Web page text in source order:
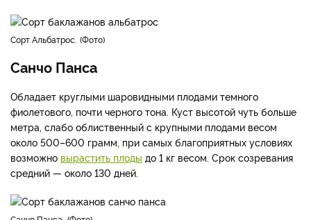
Сорт Альбатрос. Фото
Санчо Панса
Обладает круглыми шаровидными плодами темного
фиолетового, почти черного тона. Куст высотой чуть больше
метра, слабо облиственный с крупными плодами весом
около 500–600 грамм, при самых благоприятных условиях
возможно вырастить плоды до 1 кг весом. Срок созревания
средний — около 130 дней.